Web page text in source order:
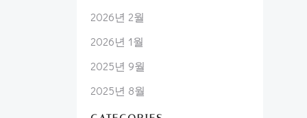
2026년 2월
2026년 1월
2025년 9월
2025년 8월